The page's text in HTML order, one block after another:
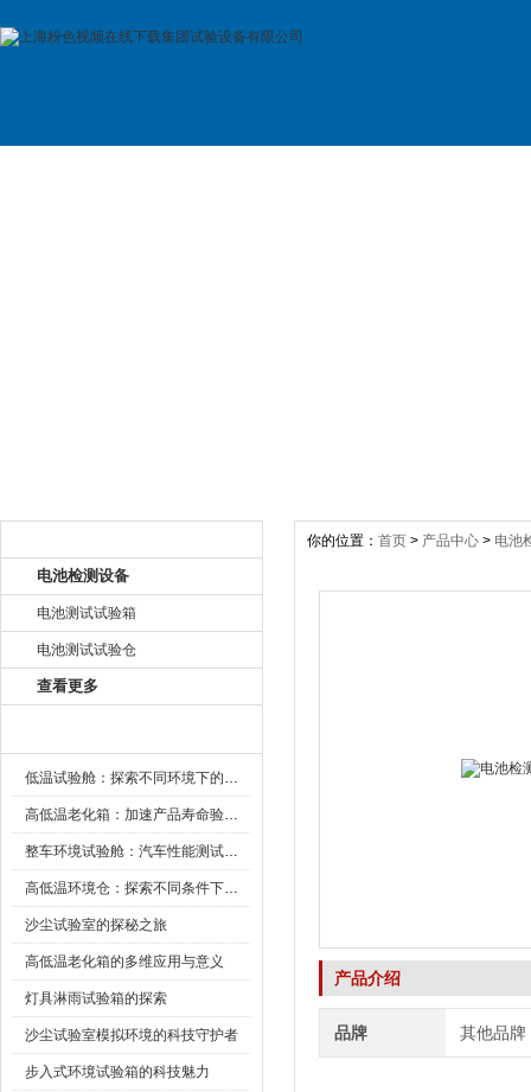
电池检测设备
电池测试试验箱
电池测试试验仓
查看更多
低温试验舱：探索不同环境下的科技边界
高低温老化箱：加速产品寿命验证的可靠伙伴
整车环境试验舱：汽车性能测试的设备
高低温环境仓：探索不同条件下的科学奥秘
沙尘试验室的探秘之旅
高低温老化箱的多维应用与意义
灯具淋雨试验箱的探索
沙尘试验室模拟环境的科技守护者
步入式环境试验箱的科技魅力
你的位置： 首页 > 产品中心 > 电池
产品介绍
品牌 其他品牌